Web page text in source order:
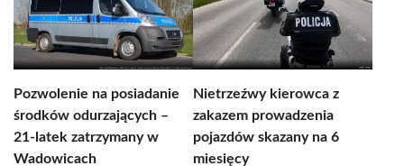
Pozwolenie na posiadanie
środków odurzających –
21-latek zatrzymany w
Wadowicach
Nietrzeźwy kierowca z
zakazem prowadzenia
pojazdów skazany na 6
miesięcy